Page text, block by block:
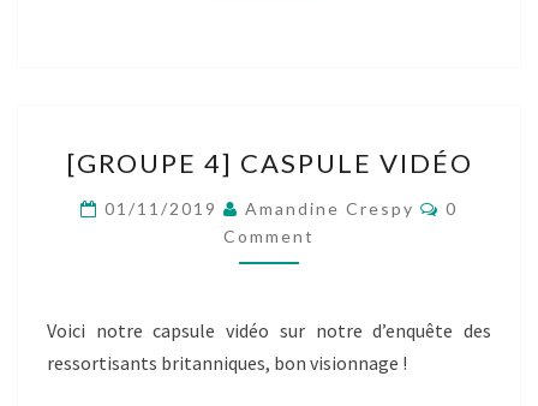
4]
VIDÉO
[GROUPE 4] CASPULE VIDÉO
01/11/2019 Amandine Crespy
0
Comment
Voici notre capsule vidéo sur notre d’enquête des
ressortisants britanniques, bon visionnage !